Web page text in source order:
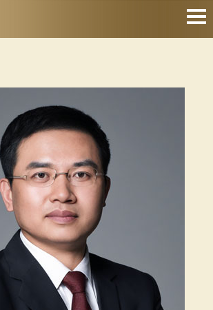
房产纠纷
合同纠纷
征地拆迁
劳动纠纷
关于我们